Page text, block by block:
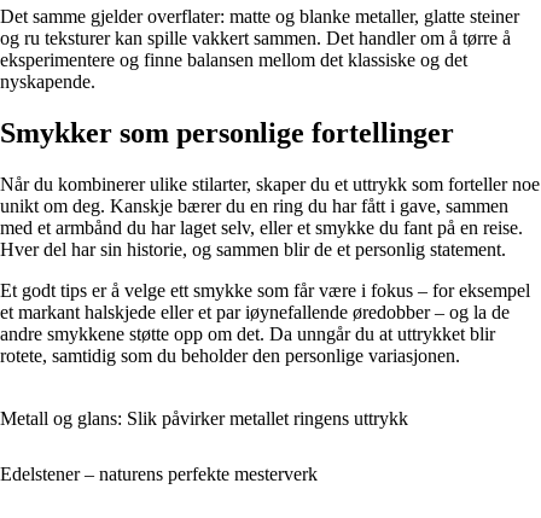
Det samme gjelder overflater: matte og blanke metaller, glatte steiner
og ru teksturer kan spille vakkert sammen. Det handler om å tørre å
eksperimentere og finne balansen mellom det klassiske og det
nyskapende.
Smykker som personlige fortellinger
Når du kombinerer ulike stilarter, skaper du et uttrykk som forteller noe
unikt om deg. Kanskje bærer du en ring du har fått i gave, sammen
med et armbånd du har laget selv, eller et smykke du fant på en reise.
Hver del har sin historie, og sammen blir de et personlig statement.
Et godt tips er å velge ett smykke som får være i fokus – for eksempel
et markant halskjede eller et par iøynefallende øredobber – og la de
andre smykkene støtte opp om det. Da unngår du at uttrykket blir
rotete, samtidig som du beholder den personlige variasjonen.
Metall og glans: Slik påvirker metallet ringens uttrykk
Edelstener – naturens perfekte mesterverk